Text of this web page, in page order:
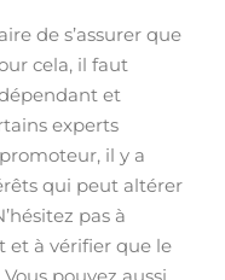
de s’assurer que
cela, il faut
et
experts
il y a
qui peut altérer
pas à
et à vérifier que le